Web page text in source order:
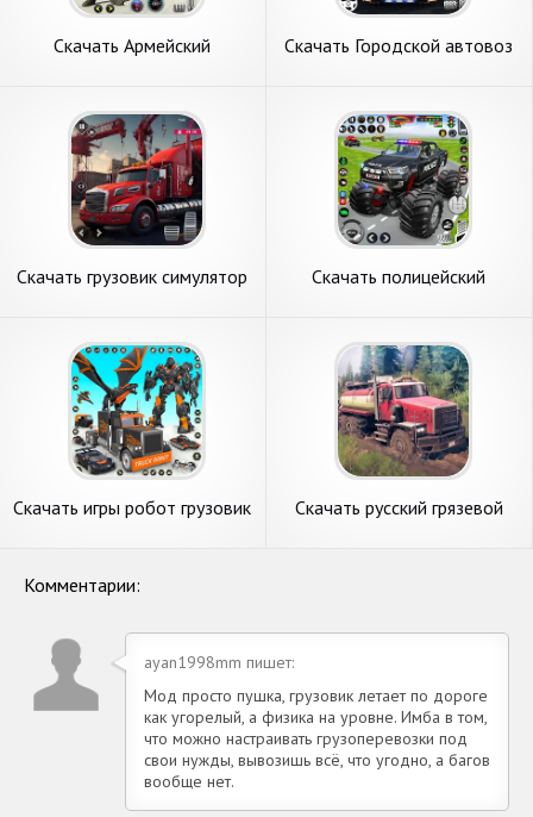
Скачать Армейский
Андроид
Скачать Городской автовоз
Скачать грузовик симулятор
Скачать полицейский
Андроид
Скачать игры робот грузовик
Скачать русский грязевой
Комментарии:
ayan1998mm пишет:
Мод просто пушка, грузовик летает по дороге
как угорелый, а физика на уровне. Имба в том,
что можно настраивать грузоперевозки под
свои нужды, вывозишь всё, что угодно, а багов
вообще нет.